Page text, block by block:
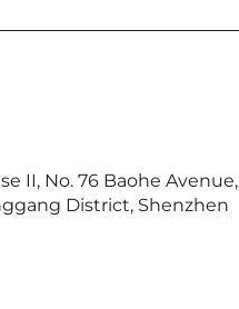
II, No. 76 Baohe Avenue,
District, Shenzhen